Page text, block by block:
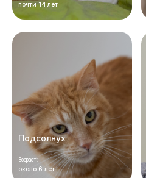
почти 14 лет
Подсолнух
Возраст:
около 6 лет